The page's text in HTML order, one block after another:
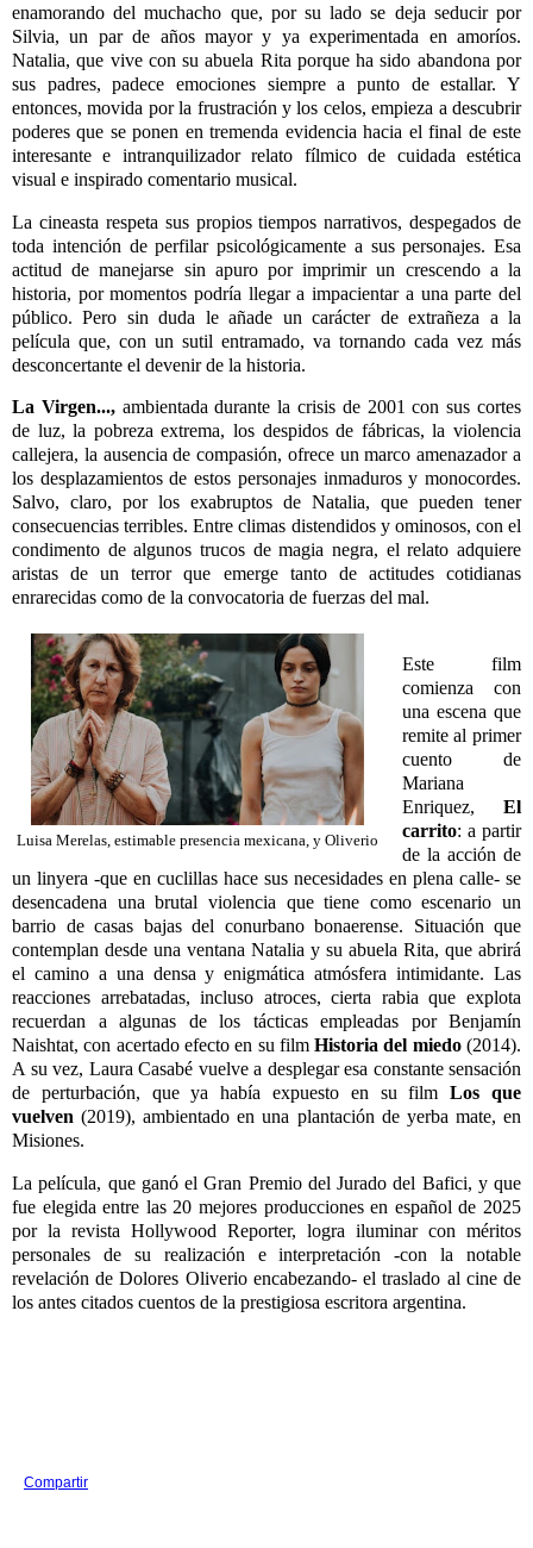
enamorando del muchacho que, por su lado se deja seducir por
Silvia, un par de años mayor y ya experimentada en amoríos.
Natalia, que vive con su abuela Rita porque ha sido abandona por
sus padres, padece emociones siempre a punto de estallar. Y
entonces, movida por la frustración y los celos, empieza a descubrir
poderes que se ponen en tremenda evidencia hacia el final de este
interesante e intranquilizador relato fílmico de cuidada estética
visual e inspirado comentario musical.
La cineasta respeta sus propios tiempos narrativos, despegados de
toda intención de perfilar psicológicamente a sus personajes. Esa
actitud de manejarse sin apuro por imprimir un crescendo a la
historia, por momentos podría llegar a impacientar a una parte del
público. Pero sin duda le añade un carácter de extrañeza a la
película que, con un sutil entramado, va tornando cada vez más
desconcertante el devenir de la historia.
La Virgen...,ambientada durante la crisis de 2001 con sus cortes
de luz, la pobreza extrema, los despidos de fábricas, la violencia
callejera, la ausencia de compasión, ofrece un marco amenazador a
los desplazamientos de estos personajes inmaduros y monocordes.
Salvo, claro, por los exabruptos de Natalia, que pueden tener
consecuencias terribles. Entre climas distendidos y ominosos, con el
condimento de algunos trucos de magia negra, el relato adquiere
aristas de un terror que emerge tanto de actitudes cotidianas
enrarecidas como de la convocatoria de fuerzas del mal.
Luisa Merelas, estimable presencia mexicana, y Oliverio
Este film
comienza con
una escena que
remite al primer
cuento de
Mariana
Enriquez, El
carrito: a partir
de la acción de
un linyera -que en cuclillas hace sus necesidades en plena calle- se
desencadena una brutal violencia que tiene como escenario un
barrio de casas bajas del conurbano bonaerense. Situación que
contemplan desde una ventana Natalia y su abuela Rita, que abrirá
el camino a una densa y enigmática atmósfera intimidante. Las
reacciones arrebatadas, incluso atroces, cierta rabia que explota
recuerdan a algunas de los tácticas empleadas por Benjamín
Naishtat, con acertado efecto en su filmHistoria del miedo(2014).
A su vez, Laura Casabé vuelve a desplegar esa constante sensación
de perturbación, que ya había expuesto en su filmLos que
vuelven(2019), ambientado en una plantación de yerba mate, en
Misiones.
La película, que ganó el Gran Premio del Jurado del Bafici, y que
fue elegida entre las 20 mejores producciones en español de 2025
por la revista Hollywood Reporter, logra iluminar con méritos
personales de su realización e interpretación -con la notable
revelación de Dolores Oliverio encabezando- el traslado al cine de
los antes citados cuentos de la prestigiosa escritora argentina.
Compartir